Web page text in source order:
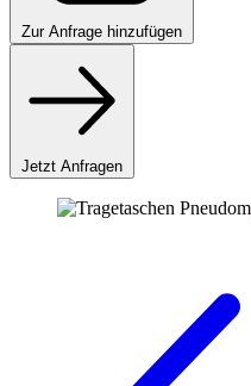
Zur Anfrage hinzufügen
Jetzt Anfragen